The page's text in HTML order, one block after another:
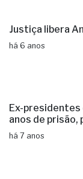
Justiça libera
há 6 anos
Ex-presidentes
anos de
há 7 anos